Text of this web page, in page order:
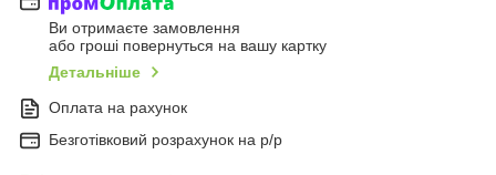
Ви отримаєте замовлення
або гроші повернуться на вашу картку
Детальніше
Оплата на рахунок
Безготівковий розрахунок на р/р